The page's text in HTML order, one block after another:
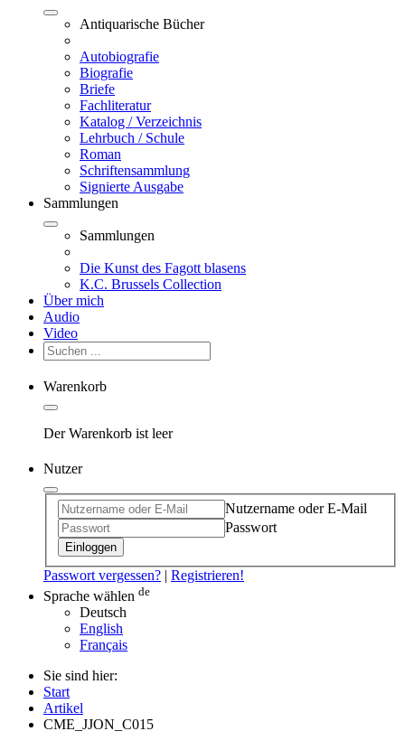
Antiquarische Bücher
Autobiografie
Biografie
Briefe
Fachliteratur
Katalog / Verzeichnis
Lehrbuch / Schule
Roman
Schriftensammlung
Signierte Ausgabe
Sammlungen
Sammlungen
Die Kunst des Fagott blasens
K.C. Brussels Collection
Über mich
Audio
Video
Warenkorb
Der Warenkorb ist leer
Nutzer
Nutzername oder E-Mail
Passwort
Einloggen
Passwort vergessen? | Registrieren!
Sprache wählen de
Deutsch
English
Français
Sie sind hier:
Start
Artikel
CME_JJON_C015